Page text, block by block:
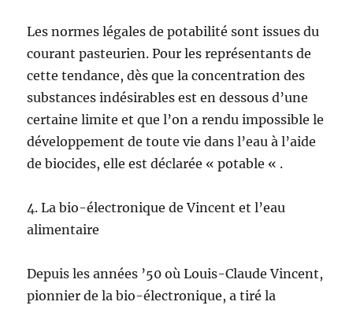
Les normes légales de potabilité sont issues du
courant pasteurien. Pour les représentants de
cette tendance, dès que la concentration des
substances indésirables est en dessous d’une
certaine limite et que l’on a rendu impossible le
développement de toute vie dans l’eau à l’aide
de biocides, elle est déclarée « potable « .
4. La bio-électronique de Vincent et l’eau
alimentaire
Depuis les années ’50 où Louis-Claude Vincent,
pionnier de la bio-électronique, a tiré la